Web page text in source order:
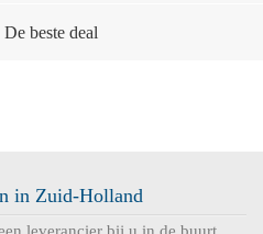
De beste deal
in Zuid-Holland